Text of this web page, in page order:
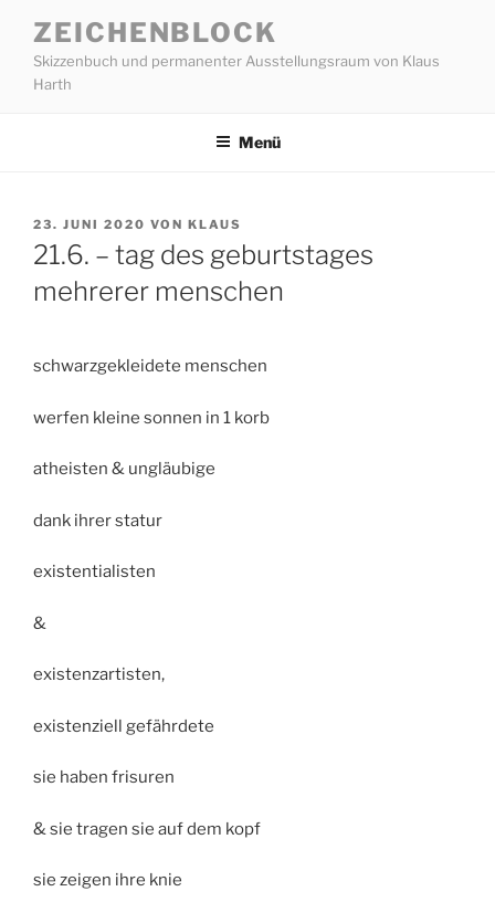
Inhalt
springen
ZEICHENBLOCK
Skizzenbuch und permanenter Ausstellungsraum von Klaus
Harth
Menü
VERÖFFENTLICHT
AM
23. JUNI 2020 VON KLAUS
21.6. – tag des geburtstages
mehrerer menschen
schwarzgekleidete menschen
werfen kleine sonnen in 1 korb
atheisten & ungläubige
dank ihrer statur
existentialisten
&
existenzartisten,
existenziell gefährdete
sie haben frisuren
& sie tragen sie auf dem kopf
sie zeigen ihre knie